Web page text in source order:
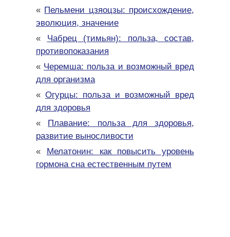
« Пельмени цзяоцзы: происхождение,
эволюция, значение
« Чабрец (тимьян): польза, состав,
противопоказания
« Черемша: польза и возможный вред
для организма
« Огурцы: польза и возможный вред
для здоровья
« Плавание: польза для здоровья,
развитие выносливости
« Мелатонин: как повысить уровень
гормона сна естественным путем